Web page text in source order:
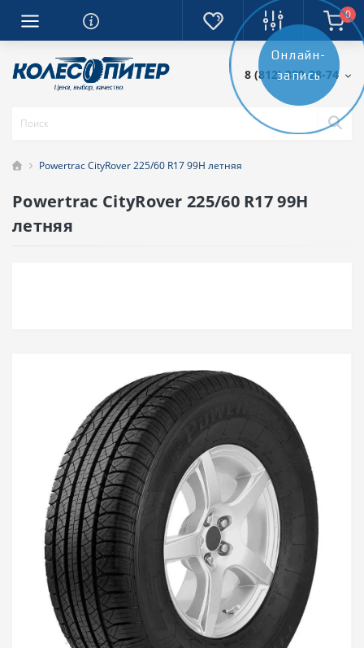
0
8 (812) 389-28-74
Powertrac CityRover 225/60 R17 99H летняя
Powertrac CityRover 225/60 R17 99H
летняя
Онлайн-
запись